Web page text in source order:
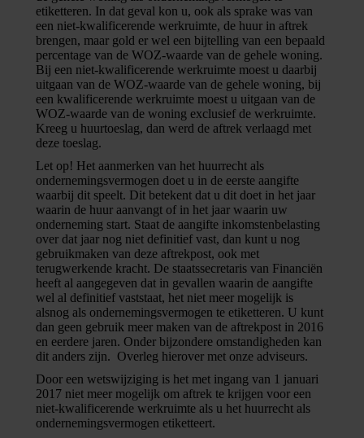
etiketteren. In dat geval kon u, ook als sprake was van
een niet-kwalificerende werkruimte, de huur in aftrek
brengen, maar gold er wel een bijtelling van een bepaald
percentage van de WOZ-waarde van de gehele woning.
Bij een niet-kwalificerende werkruimte moest u daarbij
uitgaan van de WOZ-waarde van de gehele woning, bij
een kwalificerende werkruimte moest u uitgaan van de
WOZ-waarde van de woning exclusief de werkruimte.
Kreeg u huurtoeslag, dan werd de aftrek verlaagd met
deze toeslag.
Let op! Het aanmerken van het huurrecht als
ondernemingsvermogen doet u in de eerste aangifte
waarbij dit speelt. Dit betekent dat u dit doet in het jaar
waarin de huur aanvangt of in het jaar waarin uw
onderneming start. Staat de aangifte inkomstenbelasting
over dat jaar nog niet definitief vast, dan kunt u nog
gebruikmaken van deze aftrekpost, ook met
terugwerkende kracht. De staatssecretaris van Financiën
heeft al aangegeven dat in gevallen waarin de aangifte
wel al definitief vaststaat, het niet meer mogelijk is
alsnog als ondernemingsvermogen te etiketteren. U kunt
dan geen gebruik meer maken van de aftrekpost in 2016
en eerdere jaren. Onder bijzondere omstandigheden kan
dit anders zijn. Overleg hierover met onze adviseurs.
Door een wetswijziging is het met ingang van 1 januari
2017 niet meer mogelijk om aftrek te krijgen voor een
niet-kwalificerende werkruimte als u het huurrecht als
ondernemingsvermogen etiketteert.